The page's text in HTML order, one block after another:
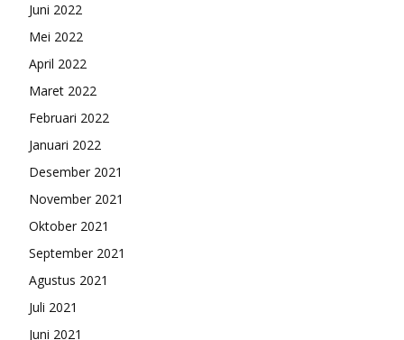
Juni 2022
Mei 2022
April 2022
Maret 2022
Februari 2022
Januari 2022
Desember 2021
November 2021
Oktober 2021
September 2021
Agustus 2021
Juli 2021
Juni 2021